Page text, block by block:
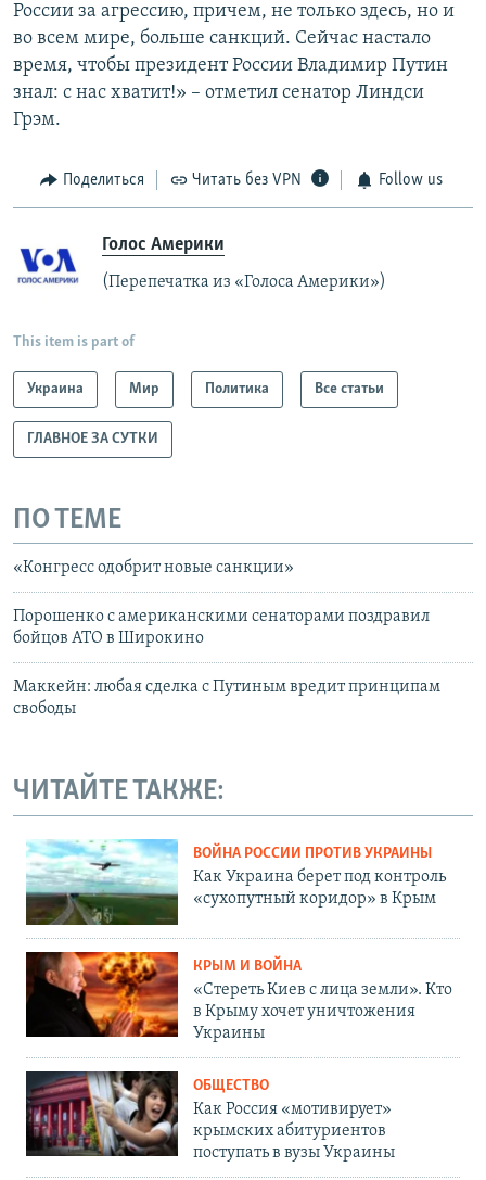
России за агрессию, причем, не только здесь, но и
во всем мире, больше санкций. Сейчас настало
время, чтобы президент России Владимир Путин
знал: с нас хватит!» – отметил сенатор Линдси
Грэм.
Поделиться Читать без VPN Follow us
Голос Америки
(Перепечатка из «Голоса Америки»)
This item is part of
Украина Мир Политика Все статьи
ГЛАВНОЕ ЗА СУТКИ
ПО ТЕМЕ
«Конгресс одобрит новые санкции»
Порошенко с американскими сенаторами поздравил
бойцов АТО в Широкино
Маккейн: любая сделка с Путиным вредит принципам
свободы
ЧИТАЙТЕ ТАКЖЕ:
ВОЙНА РОССИИ ПРОТИВ УКРАИНЫ
Как Украина берет под контроль
«сухопутный коридор» в Крым
КРЫМ И ВОЙНА
«Стереть Киев с лица земли». Кто
в Крыму хочет уничтожения
Украины
ОБЩЕСТВО
Как Россия «мотивирует»
крымских абитуриентов
поступать в вузы Украины